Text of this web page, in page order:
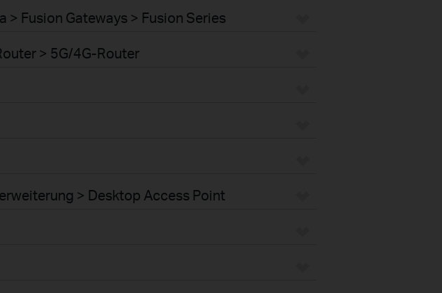
> Fusion Gateways > Fusion Series
> 5G/4G-Router
> Desktop Access Point